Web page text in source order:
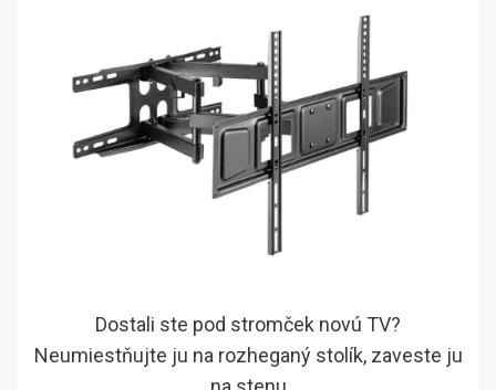
Dostali ste pod stromček novú TV?
Neumiestňujte ju na rozheganý stolík, zaveste ju